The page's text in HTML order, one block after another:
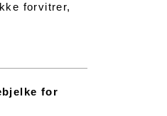
forvitrer,
for